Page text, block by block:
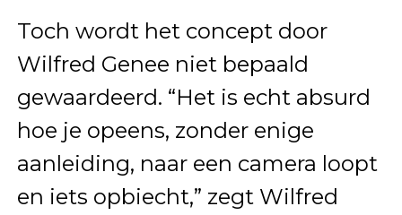
Toch wordt het concept door
Wilfred Genee niet bepaald
gewaardeerd. “Het is echt absurd
hoe je opeens, zonder enige
aanleiding, naar een camera loopt
en iets opbiecht,” zegt Wilfred